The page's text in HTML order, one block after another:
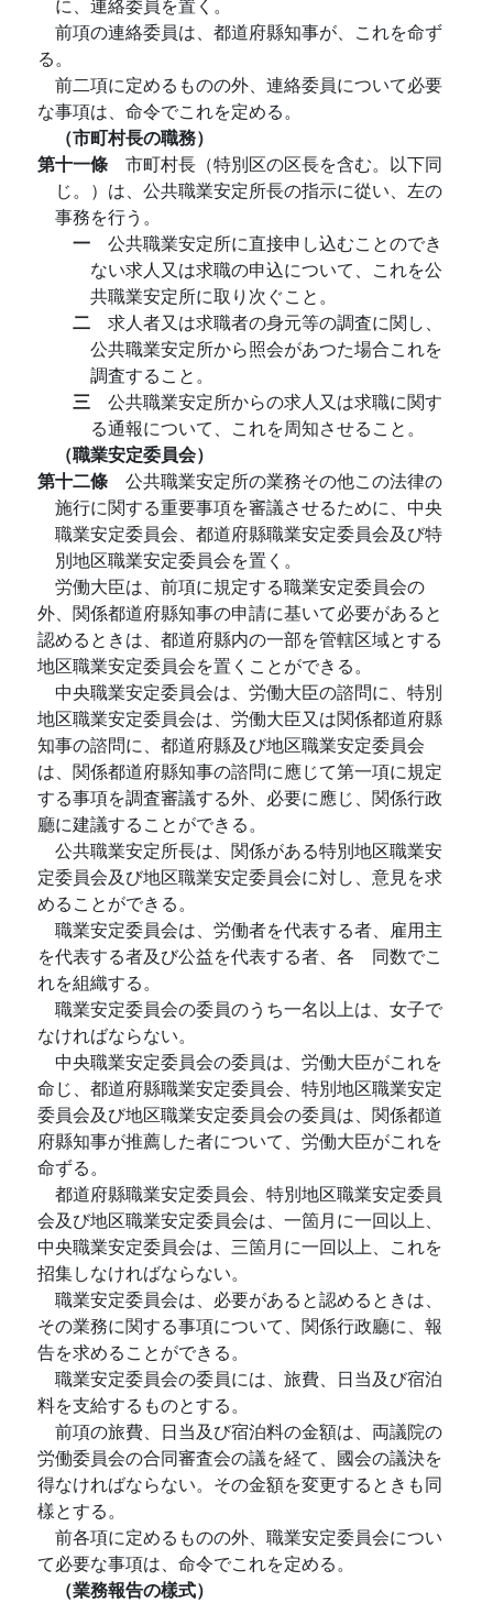
前項の連絡委員は、都道府縣知事が、これを命ず
る。
前二項に定めるものの外、連絡委員について必要
な事項は、命令でこれを定める。
（市町村長の職務）
第十一條 市町村長（特別区の区長を含む。以下同
じ。）は、公共職業安定所長の指示に從い、左の
事務を行う。
一 公共職業安定所に直接申し込むことのでき
ない求人又は求職の申込について、これを公
共職業安定所に取り次ぐこと。
二 求人者又は求職者の身元等の調査に関し、
公共職業安定所から照会があつた場合これを
調査すること。
三 公共職業安定所からの求人又は求職に関す
る通報について、これを周知させること。
（職業安定委員会）
第十二條 公共職業安定所の業務その他この法律の
施行に関する重要事項を審議させるために、中央
職業安定委員会、都道府縣職業安定委員会及び特
別地区職業安定委員会を置く。
労働大臣は、前項に規定する職業安定委員会の
外、関係都道府縣知事の申請に基いて必要があると
認めるときは、都道府縣内の一部を管轄区域とする
地区職業安定委員会を置くことができる。
中央職業安定委員会は、労働大臣の諮問に、特別
地区職業安定委員会は、労働大臣又は関係都道府縣
知事の諮問に、都道府縣及び地区職業安定委員会
は、関係都道府縣知事の諮問に應じて第一項に規定
する事項を調査審議する外、必要に應じ、関係行政
廳に建議することができる。
公共職業安定所長は、関係がある特別地区職業安
定委員会及び地区職業安定委員会に対し、意見を求
めることができる。
職業安定委員会は、労働者を代表する者、雇用主
を代表する者及び公益を代表する者、各ゝ同数でこ
れを組織する。
職業安定委員会の委員のうち一名以上は、女子で
なければならない。
中央職業安定委員会の委員は、労働大臣がこれを
命じ、都道府縣職業安定委員会、特別地区職業安定
委員会及び地区職業安定委員会の委員は、関係都道
府縣知事が推薦した者について、労働大臣がこれを
命ずる。
都道府縣職業安定委員会、特別地区職業安定委員
会及び地区職業安定委員会は、一箇月に一回以上、
中央職業安定委員会は、三箇月に一回以上、これを
招集しなければならない。
職業安定委員会は、必要があると認めるときは、
その業務に関する事項について、関係行政廳に、報
告を求めることができる。
職業安定委員会の委員には、旅費、日当及び宿泊
料を支給するものとする。
前項の旅費、日当及び宿泊料の金額は、両議院の
労働委員会の合同審査会の議を経て、國会の議決を
得なければならない。その金額を変更するときも同
樣とする。
前各項に定めるものの外、職業安定委員会につい
て必要な事項は、命令でこれを定める。
（業務報告の樣式）